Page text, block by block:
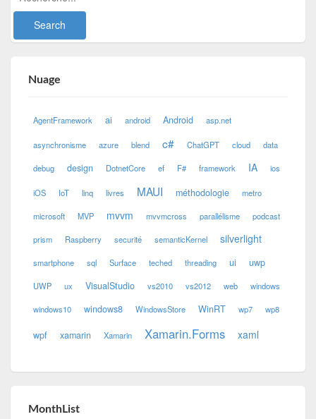
Nuage
AgentFramework ai android Android asp.net
asynchronisme azure blend c# ChatGPT cloud data
debug design DotnetCore ef F# framework IA ios
iOS IoT linq livres MAUI méthodologie metro
microsoft MVP mvvm mvvmcross parallélisme podcast
prism Raspberry securité semanticKernel silverlight
smartphone sql Surface teched threading ui uwp
UWP ux VisualStudio vs2010 vs2012 web windows
windows10 windows8 WindowsStore WinRT wp7 wp8
wpf xamarin Xamarin Xamarin.Forms xaml
MonthList